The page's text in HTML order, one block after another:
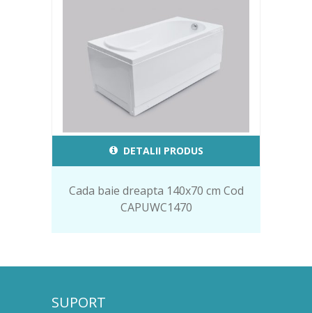
DETALII PRODUS
Cada baie dreapta 140x70 cm Cod
CAPUWC1470
SUPORT